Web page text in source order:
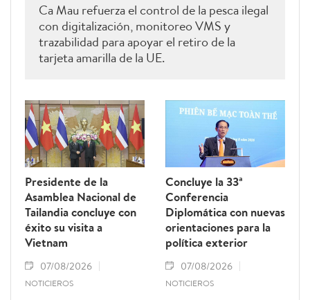
Ca Mau refuerza el control de la pesca ilegal
con digitalización, monitoreo VMS y
trazabilidad para apoyar el retiro de la
tarjeta amarilla de la UE.
Presidente de la
Asamblea Nacional de
Tailandia concluye con
éxito su visita a
Vietnam
07/08/2026
NOTICIEROS
Concluye la 33ª
Conferencia
Diplomática con nuevas
orientaciones para la
política exterior
07/08/2026
NOTICIEROS